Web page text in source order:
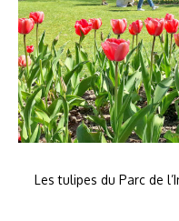
Les tulipes du Parc de